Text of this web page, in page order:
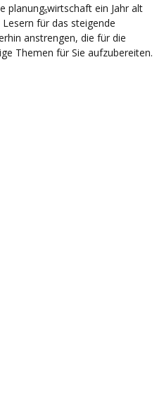
planungswirtschaft ein Jahr alt
für das steigende
anstrengen, die für die
Themen für Sie aufzubereiten.